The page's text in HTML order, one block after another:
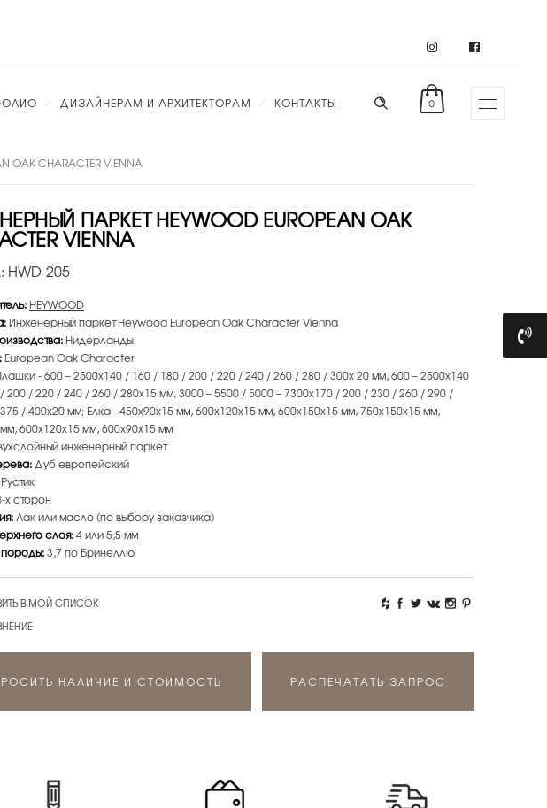
0
ДИЗАЙНЕРАМ И АРХИТЕКТОРАМ КОНТАКТЫ
OAK CHARACTER VIENNA
ПАРКЕТ HEYWOOD EUROPEAN OAK
VIENNA
HWD-205
HEYWOOD
Инженерный паркет Heywood European Oak Character Vienna
Нидерланды
European Oak Character
- 600 – 2500х140 / 160 / 180 / 200 / 220 / 240 / 260 / 280 / 300х 20 мм, 600 – 2500х140
200 / 220 / 240 / 260 / 280х15 мм, 3000 – 5500 / 5000 – 7300х170 / 200 / 230 / 260 / 290 /
/ 400х20 мм; Елка - 450х90х15 мм, 600х120х15 мм, 600х150х15 мм, 750х150х15 мм,
600х120х15 мм, 600х90х15 мм
инженерный паркет
Дуб европейский
Рустик
х сторон
Лак или масло (по выбору заказчика)
слоя:4 или 5,5 мм
3,7 по Бринеллю
В МОЙ СПИСОК
НАЛИЧИЕ И СТОИМОСТЬ РАСПЕЧАТАТЬ ЗАПРОС